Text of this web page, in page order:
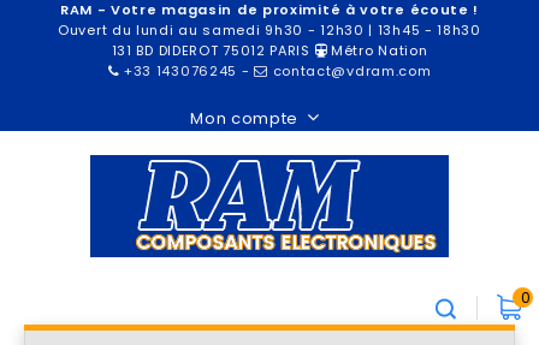
RAM - Votre magasin de proximité à votre écoute !
Ouvert du lundi au samedi 9h30 - 12h30 | 13h45 - 18h30
131 BD DIDEROT 75012 PARIS
Métro Nation
+33 143076245 - contact@vdram.com
Mon compte
0